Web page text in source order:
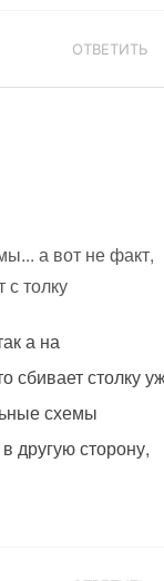
ОТВЕТИТЬ
а вот не факт,
с толку
а на
сбивает столку
схемы
другую сторону,